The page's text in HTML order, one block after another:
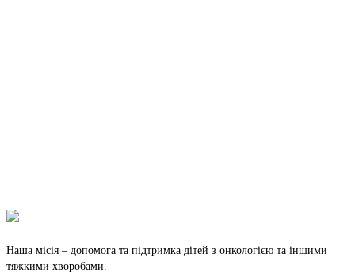
Наша місія – допомога та підтримка дітей з онкологією та іншими
тяжкими хворобами.